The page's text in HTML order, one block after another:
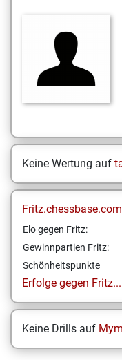
Keine Wertung auf
Elo gegen Fritz:
Gewinnpartien Fritz:
Schönheitspunkte
Erfolge gegen Fritz...
Keine Drills auf